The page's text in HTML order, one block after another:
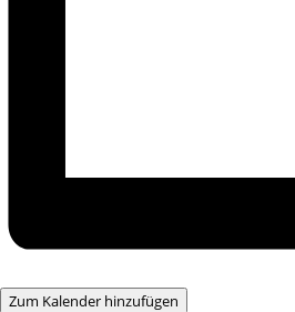
Zum Kalender hinzufügen